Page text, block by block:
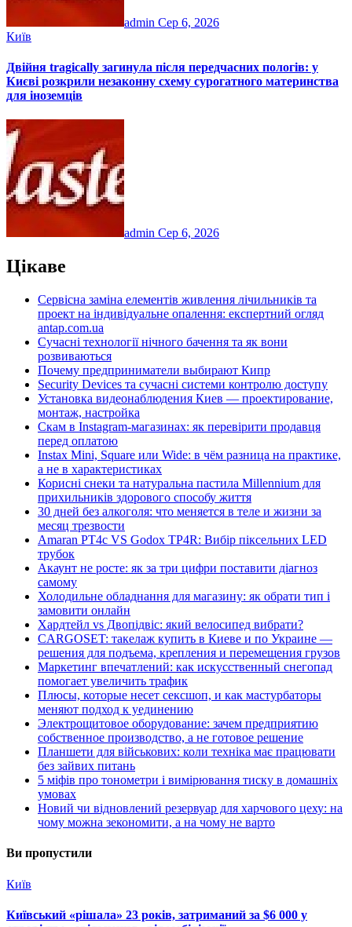
admin Сер 6, 2026
Київ
Двійня tragically загинула після передчасних пологів: у
Києві розкрили незаконну схему сурогатного материнства
для іноземців
admin Сер 6, 2026
Цікаве
Сервісна заміна елементів живлення лічильників та
проект на індивідуальне опалення: експертний огляд
antap.com.ua
Сучасні технології нічного бачення та як вони
розвиваються
Почему предприниматели выбирают Кипр
Security Devices та сучасні системи контролю доступу
Установка видеонаблюдения Киев — проектирование,
монтаж, настройка
Скам в Instagram-магазинах: як перевірити продавця
перед оплатою
Instax Mini, Square или Wide: в чём разница на практике,
а не в характеристиках
Корисні снеки та натуральна пастила Millennium для
прихильників здорового способу життя
30 дней без алкоголя: что меняется в теле и жизни за
месяц трезвости
Amaran PT4c VS Godox TP4R: Вибір піксельних LED
трубок
Акаунт не росте: як за три цифри поставити діагноз
самому
Холодильне обладнання для магазину: як обрати тип і
замовити онлайн
Хардтейл vs Двопідвіс: який велосипед вибрати?
CARGOSET: такелаж купить в Киеве и по Украине —
решения для подъема, крепления и перемещения грузов
Маркетинг впечатлений: как искусственный снегопад
помогает увеличить трафик
Плюсы, которые несет сексшоп, и как мастурбаторы
меняют подход к уединению
Электрощитовое оборудование: зачем предприятию
собственное производство, а не готовое решение
Планшети для військових: коли техніка має працювати
без зайвих питань
5 міфів про тонометри і вимірювання тиску в домашніх
умовах
Новий чи відновлений резервуар для харчового цеху: на
чому можна зекономити, а на чому не варто
Ви пропустили
Київ
Київський «рішала» 23 років, затриманий за $6 000 у